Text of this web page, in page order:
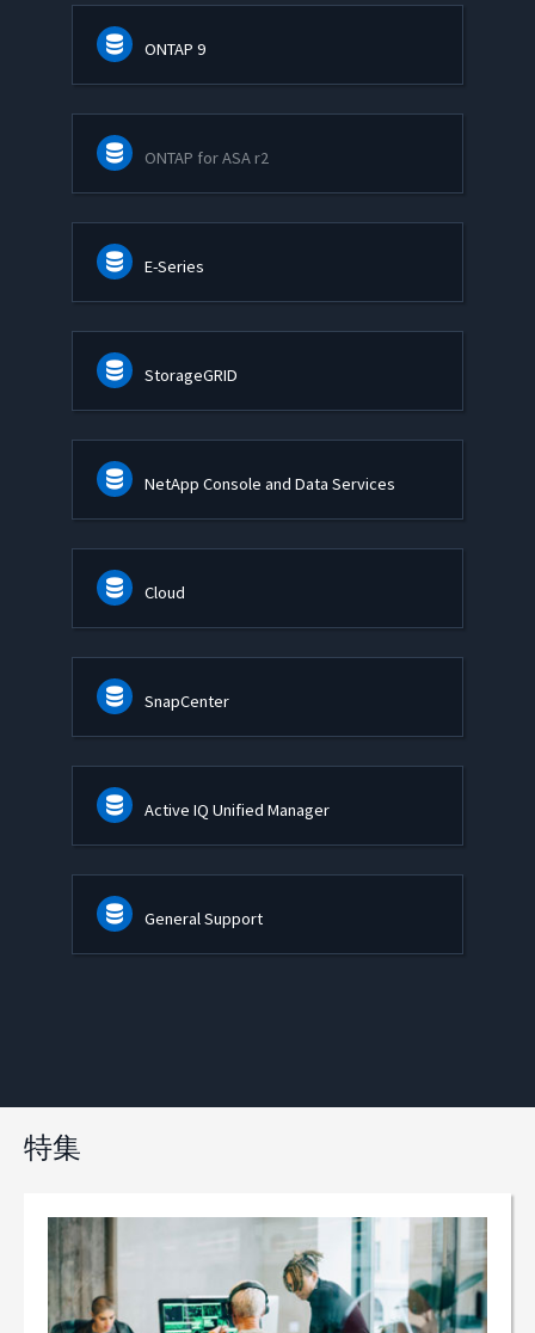
ONTAP 9
ONTAP for ASA r2
E-Series
StorageGRID
NetApp Console and Data Services
Cloud
SnapCenter
Active IQ Unified Manager
General Support
特集